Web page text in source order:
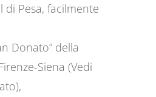
di Pesa, facilmente
Donato” della
Siena (Vedi